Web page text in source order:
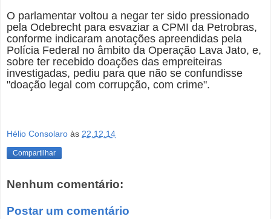
O parlamentar voltou a negar ter sido pressionado
pela Odebrecht para esvaziar a CPMI da Petrobras,
conforme indicaram anotações apreendidas pela
Polícia Federal no âmbito da Operação Lava Jato, e,
sobre ter recebido doações das empreiteiras
investigadas, pediu para que não se confundisse
"doação legal com corrupção, com crime".
Hélio Consolaro às 22.12.14
Compartilhar
Nenhum comentário:
Postar um comentário